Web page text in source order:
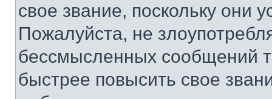
свое звание, поскольку они
Пожалуйста, не
бессмысленных сообщений
быстрее повысить свое